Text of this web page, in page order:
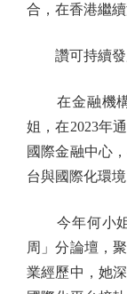
合，在香港繼續
讚可持續發
在金融機構
姐，在2023年
國際金融中心
台與國際化環
今年何小姐
周」分論壇，
業經歷中，她